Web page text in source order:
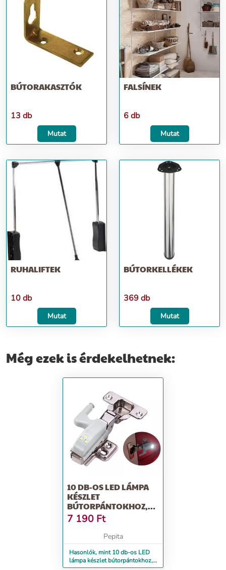
BÚTORAKASZTÓK
13 db
Mutat
FALSÍNEK
6 db
Mutat
RUHALIFTEK
10 db
Mutat
BÚTORKELLÉKEK
369 db
Mutat
Még ezek is érdekelhetnek:
10 DB-OS LED LÁMPA
KÉSZLET
BÚTORPÁNTOKHOZ,
AVEX
7 190 Ft
Pepita
Hasonlók, mint 10 db-os LED
lámpa készlet bútorpántokhoz,